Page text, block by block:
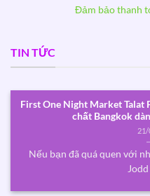
Đảm bảo thanh
TIN TỨC
First One Night Market
chất Bangkok
Nếu bạn đã quá quen với
Jodd